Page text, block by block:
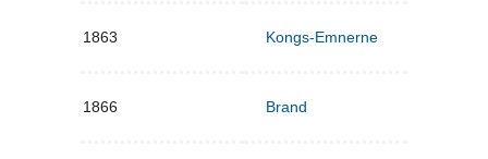
1863 Kongs-Emnerne
1866 Brand